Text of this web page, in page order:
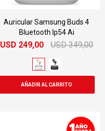
Auricular Samsung Buds 4
Bluetooth Ip54 Ai
USD 249,00 USD 349,00